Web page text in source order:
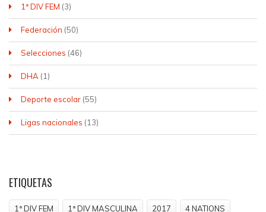
1ª DIV FEM (3)
Federación (50)
Selecciones (46)
DHA (1)
Deporte escolar (55)
Ligas nacionales (13)
ETIQUETAS
1ª DIV FEM 1ª DIV MASCULINA 2017 4 NATIONS